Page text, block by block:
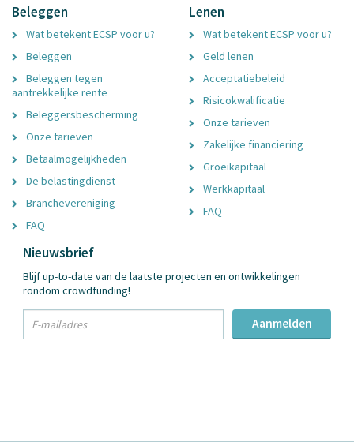
Beleggen
Wat betekent ECSP voor u?
Beleggen
Beleggen tegen
aantrekkelijke rente
Beleggersbescherming
Onze tarieven
Betaalmogelijkheden
De belastingdienst
Branchevereniging
FAQ
Lenen
Wat betekent ECSP voor u?
Geld lenen
Acceptatiebeleid
Risicokwalificatie
Onze tarieven
Zakelijke financiering
Groeikapitaal
Werkkapitaal
FAQ
Nieuwsbrief
Blijf up-to-date van de laatste projecten en ontwikkelingen
rondom crowdfunding!
Email
Aanmelden